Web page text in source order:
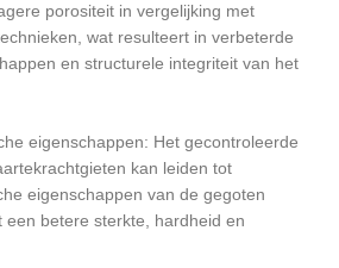
porositeit in vergelijking met
wat resulteert in verbeterde
en structurele integriteit van het
eigenschappen: Het gecontroleerde
kan leiden tot
eigenschappen van de gegoten
een betere sterkte, hardheid en